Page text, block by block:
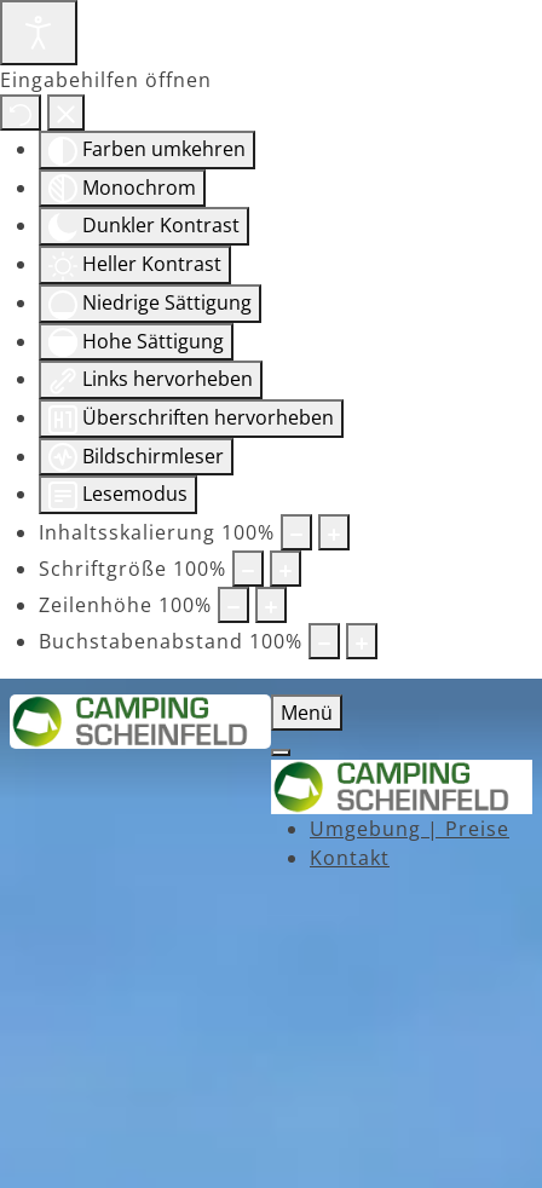
Eingabehilfen öffnen
Farben umkehren
Monochrom
Dunkler Kontrast
Heller Kontrast
Niedrige Sättigung
Hohe Sättigung
Links hervorheben
Überschriften hervorheben
Bildschirmleser
Lesemodus
Inhaltsskalierung 100%
Schriftgröße 100%
Zeilenhöhe 100%
Buchstabenabstand 100%
Menü
Umgebung | Preise
Kontakt